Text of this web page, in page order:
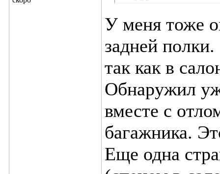
У меня тоже
задней
так как в
Обнаружил
вместе с
багажника.
Еще одна